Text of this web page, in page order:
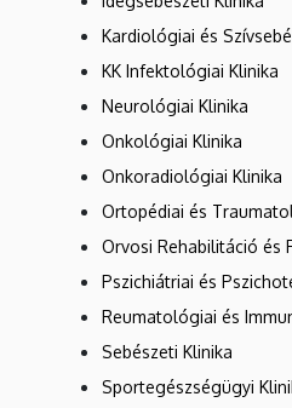
Kardiológiai és
KK Infektológiai Klinika
Neurológiai Klinika
Onkológiai Klinika
Onkoradiológiai Klinika
Ortopédiai és
Orvosi Rehabilitáció és
Pszichiátriai és
Reumatológiai és
Sebészeti Klinika
Sportegészségügyi